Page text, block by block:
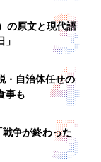
の原文と現代語
・自治体任せの
事も
争が終わった